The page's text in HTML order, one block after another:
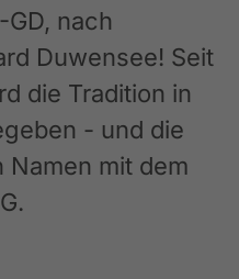
nach
Duwensee! Seit
die Tradition in
- und die
Namen mit dem